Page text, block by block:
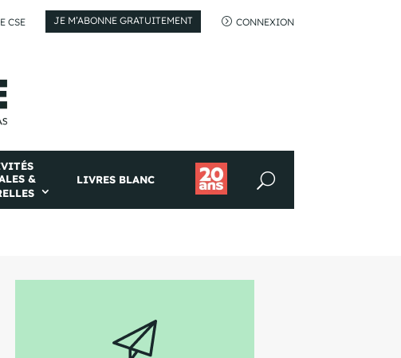
CSE JE M’ABONNE GRATUITEMENT = CONNEXION
&
LIVRES BLANC